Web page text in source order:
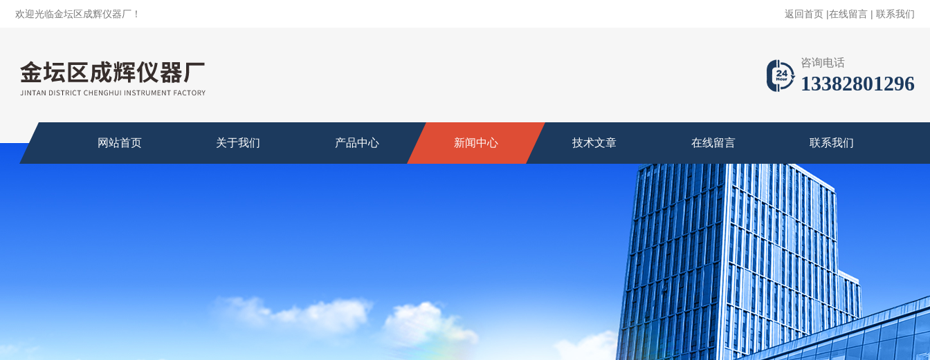
欢迎光临金坛区成辉仪器厂！ 返回首页 |在线留言 | 联系我们
咨询电话
13382801296
网站首页 关于我们 产品中心 新闻中心 技术文章 在线留言 联系我们